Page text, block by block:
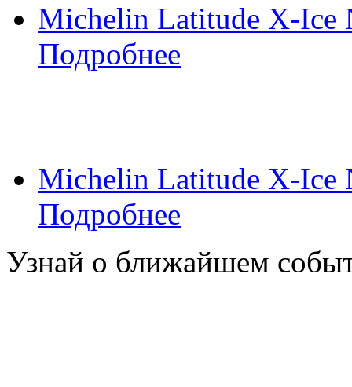
Michelin Latitude X-Ice
Подробнее
Michelin Latitude X-Ice
Подробнее
Узнай о ближайшем